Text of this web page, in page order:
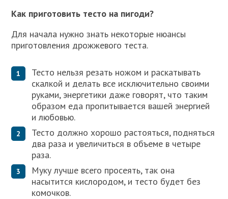
Как приготовить тесто на пигоди?
Для начала нужно знать некоторые нюансы
приготовления дрожжевого теста.
Тесто нельзя резать ножом и раскатывать
скалкой и делать все исключительно своими
руками, энергетики даже говорят, что таким
образом еда пропитывается вашей энергией
и любовью.
Тесто должно хорошо растояться, подняться
два раза и увеличиться в объеме в четыре
раза.
Муку лучше всего просеять, так она
насытится кислородом, и тесто будет без
комочков.